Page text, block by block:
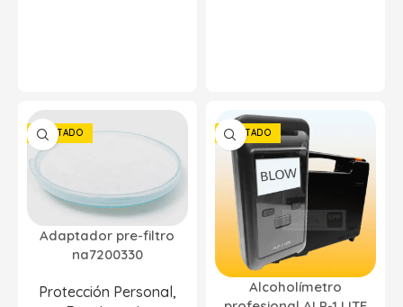
AGOTADO
Adaptador pre-filtro
na7200330
Protección Personal,
AGOTADO
Alcoholímetro